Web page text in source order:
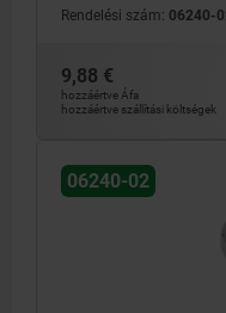
Rendelési szám: 06240-
9,88 €
hozzáértve Áfa
hozzáértve szállítási költségek
06240-02